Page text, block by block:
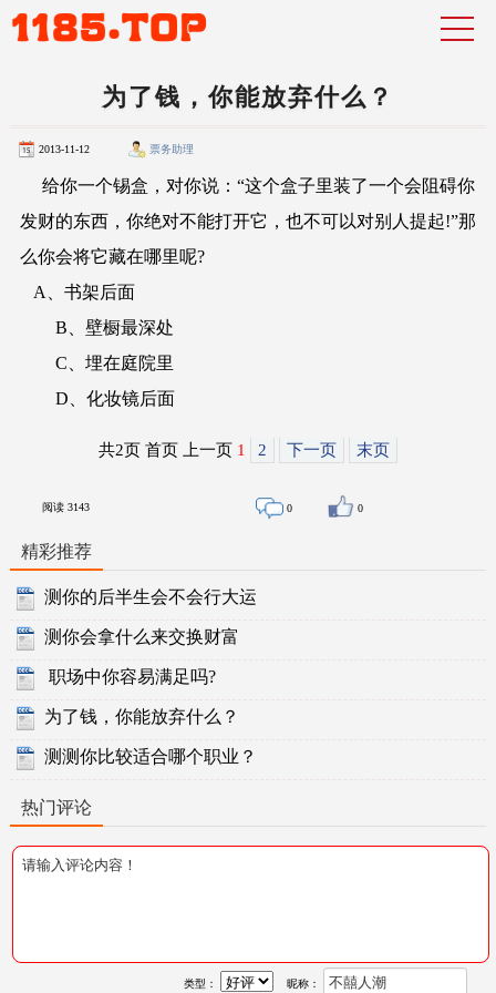
为了钱，你能放弃什么？
2013-11-12 票务助理
给你一个锡盒，对你说：“这个盒子里装了一个会阻碍你
发财的东西，你绝对不能打开它，也不可以对别人提起!”那
么你会将它藏在哪里呢?
A、书架后面
B、壁橱最深处
C、埋在庭院里
D、化妆镜后面
共2页 首页 上一页 1 2 下一页 末页
阅读 3143 0 0
精彩推荐
测你的后半生会不会行大运
测你会拿什么来交换财富
职场中你容易满足吗?
为了钱，你能放弃什么？
测测你比较适合哪个职业？
热门评论
类型： 昵称：